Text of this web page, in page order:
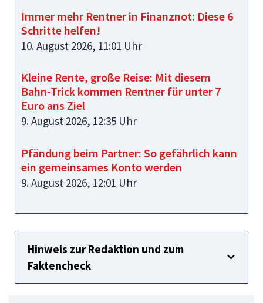
Immer mehr Rentner in Finanznot: Diese 6
Schritte helfen!
10. August 2026, 11:01 Uhr
Kleine Rente, große Reise: Mit diesem
Bahn-Trick kommen Rentner für unter 7
Euro ans Ziel
9. August 2026, 12:35 Uhr
Pfändung beim Partner: So gefährlich kann
ein gemeinsames Konto werden
9. August 2026, 12:01 Uhr
Hinweis zur Redaktion und zum
Faktencheck